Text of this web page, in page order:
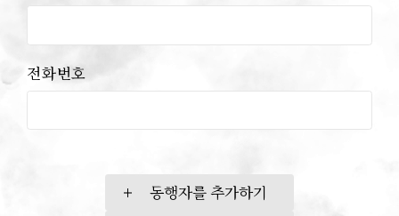
전화번호
동행자를 추가하기